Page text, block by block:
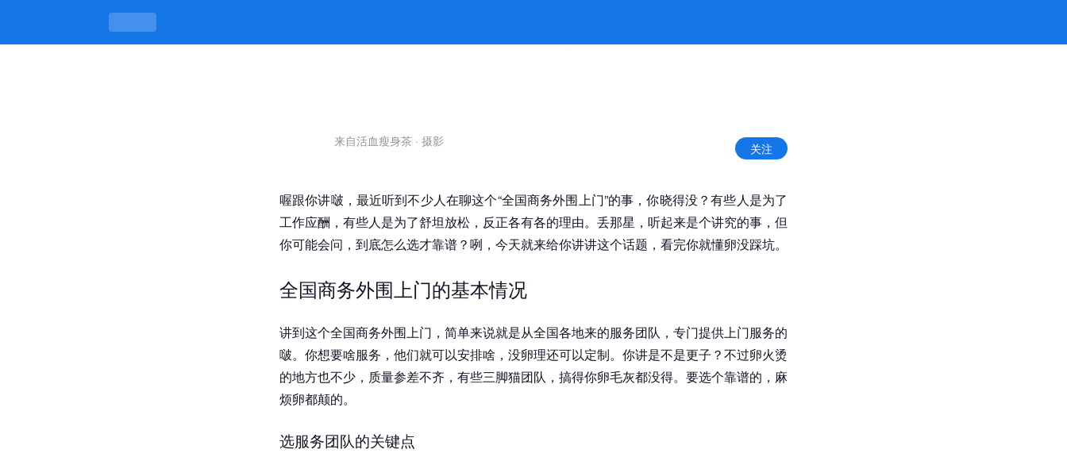
全国商务外围上门服务如何选择，靠谱渠道让你省心放心 -jiuyou九游娱乐官方
来自活血瘦身茶 · 摄影 关注
喔跟你讲啵，最近听到不少人在聊这个“全国商务外围上门”的事，你晓得没？有些人是为了
工作应酬，有些人是为了舒坦放松，反正各有各的理由。丢那星，听起来是个讲究的事，但
你可能会问，到底怎么选才靠谱？咧，今天就来给你讲讲这个话题，看完你就懂卵没踩坑。
全国商务外围上门的基本情况
讲到这个全国商务外围上门，简单来说就是从全国各地来的服务团队，专门提供上门服务的
啵。你想要啥服务，他们就可以安排啥，没卵理还可以定制。你讲是不是更子？不过卵火烫
的地方也不少，质量参差不齐，有些三脚猫团队，搞得你卵毛灰都没得。要选个靠谱的，麻
烦卵都颠的。
选服务团队的关键点